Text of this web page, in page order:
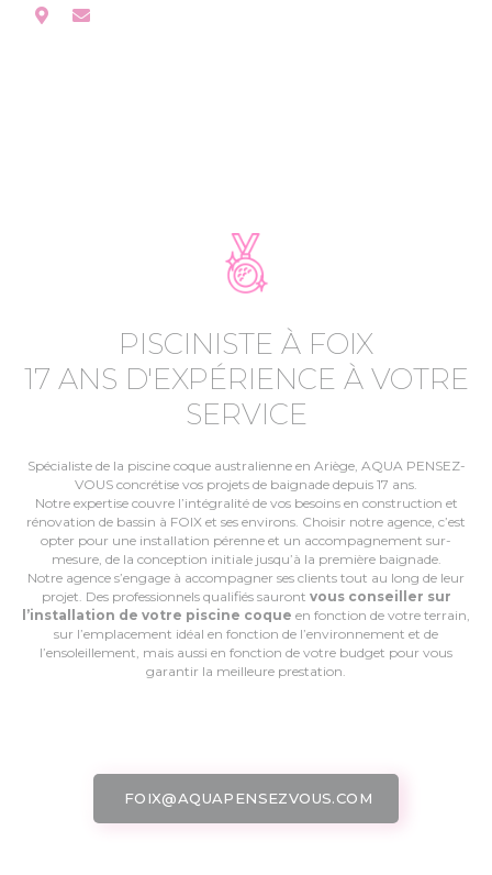
PISCINISTE À FOIX
17 ANS D'EXPÉRIENCE À VOTRE
SERVICE
Spécialiste de la piscine coque australienne en Ariège, AQUA PENSEZ-
VOUS concrétise vos projets de baignade depuis 17 ans.
Notre expertise couvre l’intégralité de vos besoins en construction et
rénovation de bassin à FOIX et ses environs. Choisir notre agence, c’est
opter pour une installation pérenne et un accompagnement sur-
mesure, de la conception initiale jusqu’à la première baignade.
Notre agence s’engage à accompagner ses clients tout au long de leur
projet. Des professionnels qualifiés sauront vous conseiller sur
l’installation de votre piscine coque en fonction de votre terrain,
sur l’emplacement idéal en fonction de l’environnement et de
l’ensoleillement, mais aussi en fonction de votre budget pour vous
garantir la meilleure prestation.
FOIX@AQUAPENSEZVOUS.COM